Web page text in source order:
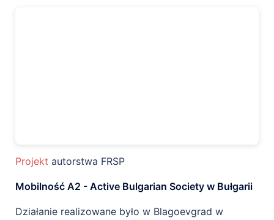
Projekt autorstwa FRSP
Mobilność A2 - Active Bulgarian Society w Bułgarii
Działanie realizowane było w Blagoevgrad w